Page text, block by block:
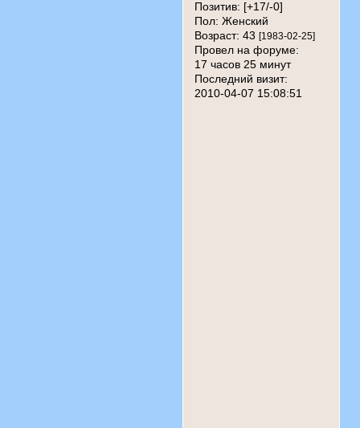
Позитив: [+17/-0]
Пол: Женский
Возраст: 43 [1983-02-25]
Провел на форуме:
17 часов 25 минут
Последний визит:
2010-04-07 15:08:51